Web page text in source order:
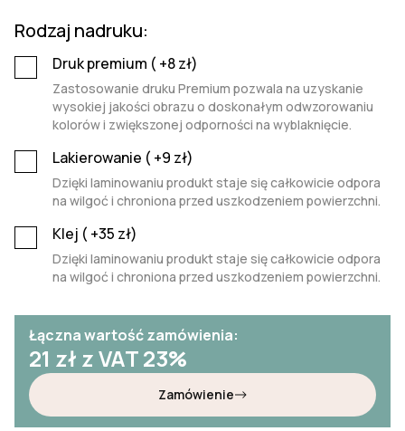
Rodzaj nadruku:
Druk premium ( +8zł)
Zastosowanie druku Premium pozwala na uzyskanie
wysokiej jakości obrazu o doskonałym odwzorowaniu
kolorów i zwiększonej odporności na wyblaknięcie.
Lakierowanie ( +9 zł)
Dzięki laminowaniu produkt staje się całkowicie odpora
na wilgoć i chroniona przed uszkodzeniem powierzchni.
Klej ( +35 zł)
Dzięki laminowaniu produkt staje się całkowicie odpora
na wilgoć i chroniona przed uszkodzeniem powierzchni.
Łączna wartość zamówienia:
21 zł z VAT 23%
Zamówienie